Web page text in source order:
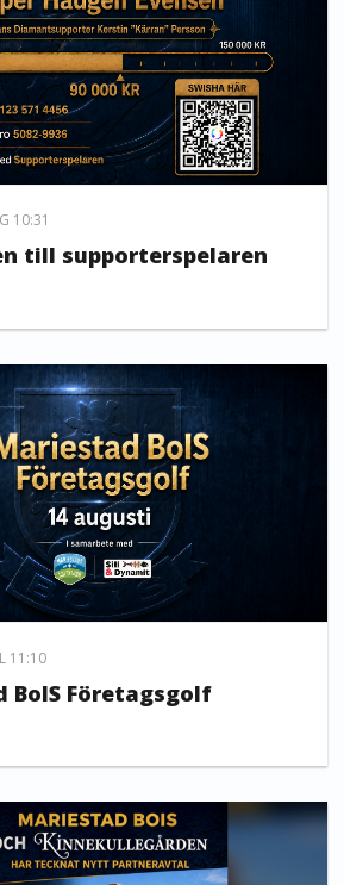
10:31
till supporterspelaren
11:10
BoIS Företagsgolf